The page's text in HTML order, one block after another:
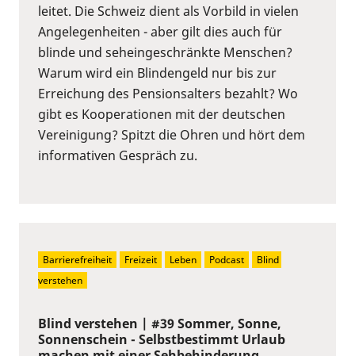
leitet. Die Schweiz dient als Vorbild in vielen
Angelegenheiten - aber gilt dies auch für
blinde und seheingeschränkte Menschen?
Warum wird ein Blindengeld nur bis zur
Erreichung des Pensionsalters bezahlt? Wo
gibt es Kooperationen mit der deutschen
Vereinigung? Spitzt die Ohren und hört dem
informativen Gespräch zu.
Blind verstehen | #39 Sommer, Sonne,
Sonnenschein - Selbstbestimmt Urlaub
Barrierefreiheit Freizeit Leben Podcast
Blind
verstehen